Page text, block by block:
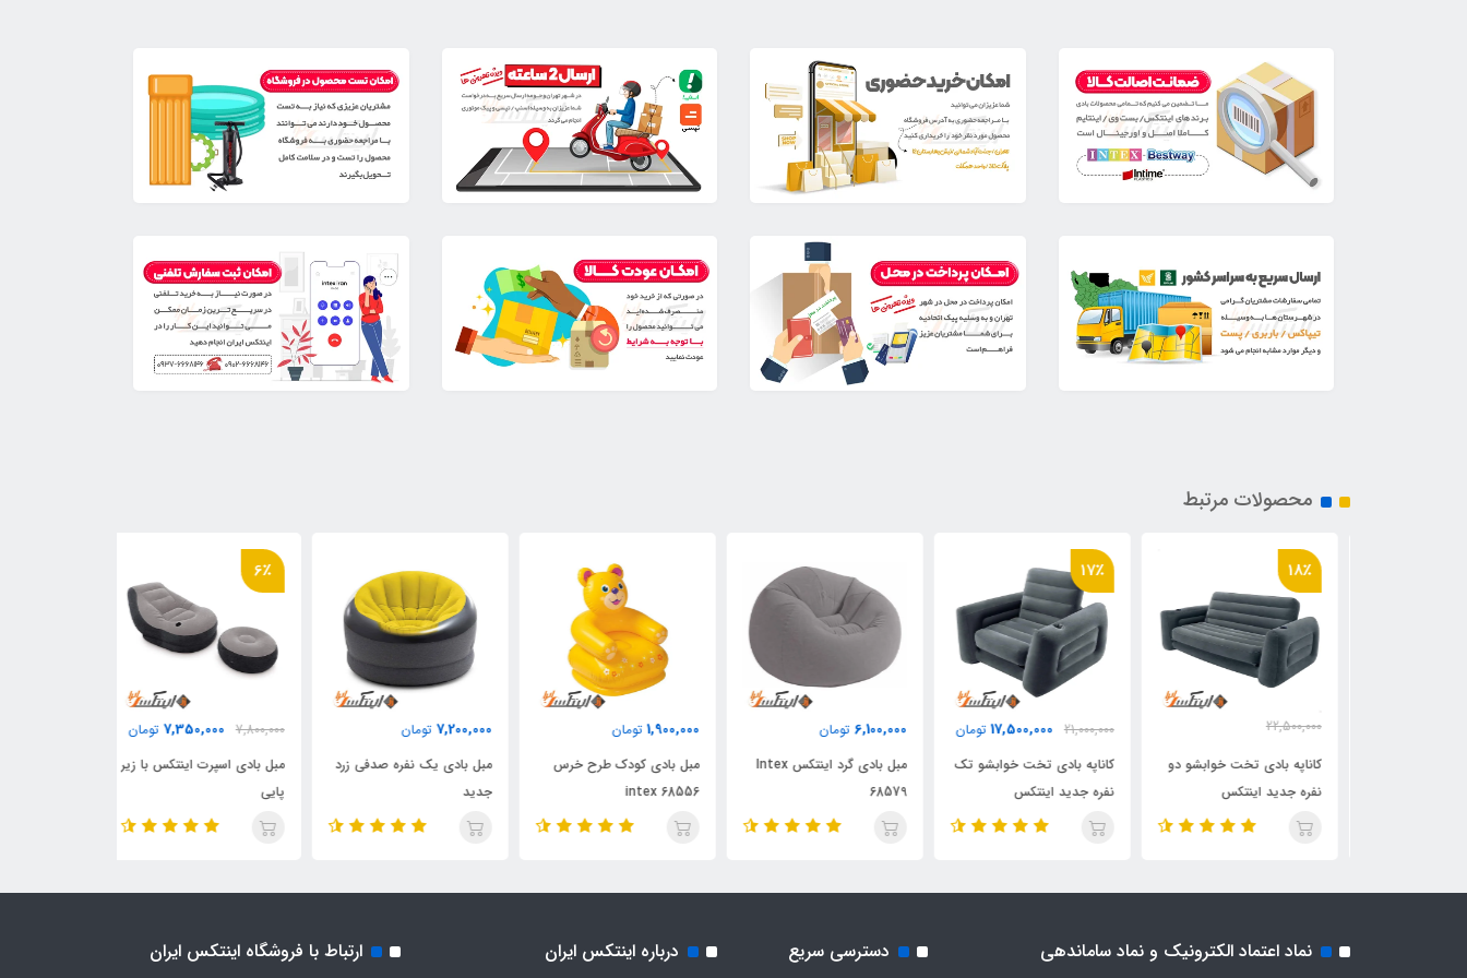
محصولات مرتبط
18٪
22,500,000
18,450,000 تومان
کاناپه بادی تخت خوابشو دو
نفره جدید اینتکس
17٪
21,000,000
17,500,000 تومان
کاناپه بادی تخت خوابشو تک
نفره جدید اینتکس
6,100,000 تومان
مبل بادی گرد اینتکس Intex
68579
1,900,000 تومان
مبل بادی کودک طرح خرس
intex 68556
7,200,000 تومان
مبل بادی یک نفره صدفی زرد
جدید
6٪
7,800,000
7,350,000 تومان
مبل بادی اسپرت اینتکس با زیر
پایی
نماد اعتماد الکترونیک و نماد ساماندهی دسترسی سریع درباره اینتکس ایران ارتباط با فروشگاه اینتکس ایران